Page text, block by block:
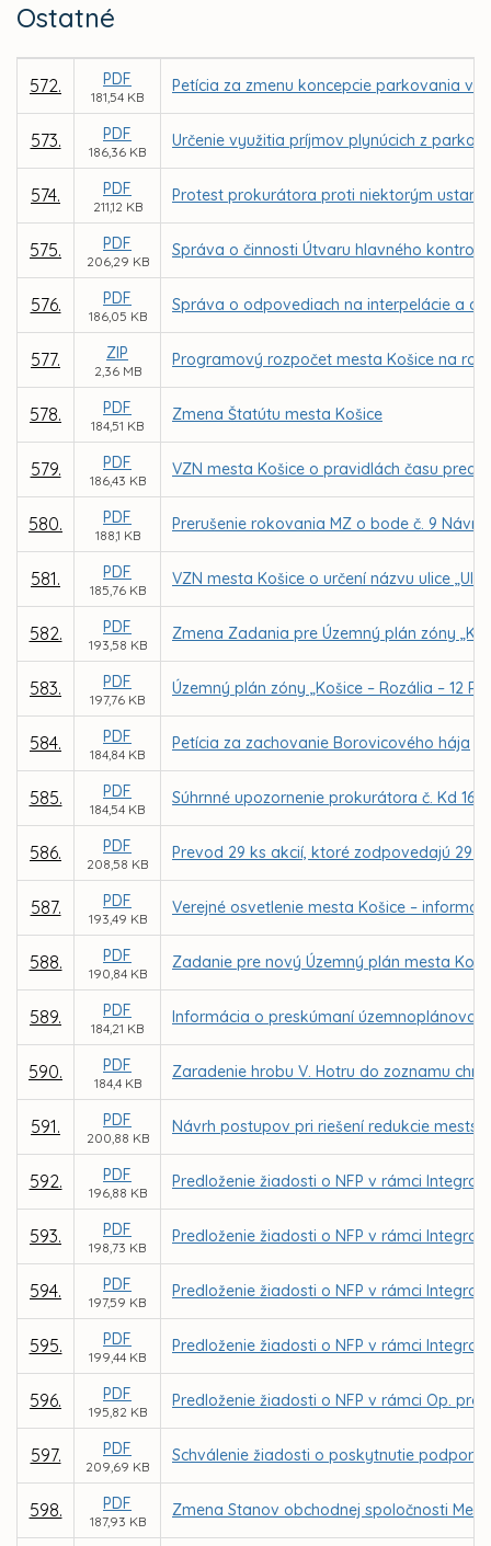
Ostatné
572. PDF
181,54 KB
Petícia za zmenu koncepcie parkovania v
573. PDF
186,36 KB
Určenie využitia príjmov plynúcich z
574. PDF
211,12 KB
Protest prokurátora proti niektorým
575. PDF
206,29 KB
Správa o činnosti Útvaru hlavného
576. PDF
186,05 KB
Správa o odpovediach na interpelácie a
577. ZIP
2,36 MB
Programový rozpočet mesta Košice na roky
578. PDF
184,51 KB
Zmena Štatútu mesta Košice
579. PDF
186,43 KB
VZN mesta Košice o pravidlách času
580. PDF
188,1 KB
Prerušenie rokovania MZ o bode č. 9
581. PDF
185,76 KB
VZN mesta Košice o určení názvu ulice
582. PDF
193,58 KB
Zmena Zadania pre Územný plán zóny
583. PDF
197,76 KB
Územný plán zóny „Košice – Rozália – 12
584. PDF
184,84 KB
Petícia za zachovanie Borovicového hája
585. PDF
184,54 KB
Súhrnné upozornenie prokurátora č. Kd
586. PDF
208,58 KB
Prevod 29 ks akcií, ktoré zodpovedajú 29
587. PDF
193,49 KB
Verejné osvetlenie mesta Košice –
588. PDF
190,84 KB
Zadanie pre nový Územný plán mesta
589. PDF
184,21 KB
Informácia o preskúmaní
590. PDF
184,4 KB
Zaradenie hrobu V. Hotru do zoznamu
591. PDF
200,88 KB
Návrh postupov pri riešení redukcie
592. PDF
196,88 KB
Predloženie žiadosti o NFP v rámci
593. PDF
198,73 KB
Predloženie žiadosti o NFP v rámci
594. PDF
197,59 KB
Predloženie žiadosti o NFP v rámci
595. PDF
199,44 KB
Predloženie žiadosti o NFP v rámci
596. PDF
195,82 KB
Predloženie žiadosti o NFP v rámci Op.
597. PDF
209,69 KB
Schválenie žiadosti o poskytnutie
598. PDF
187,93 KB
Zmena Stanov obchodnej spoločnosti